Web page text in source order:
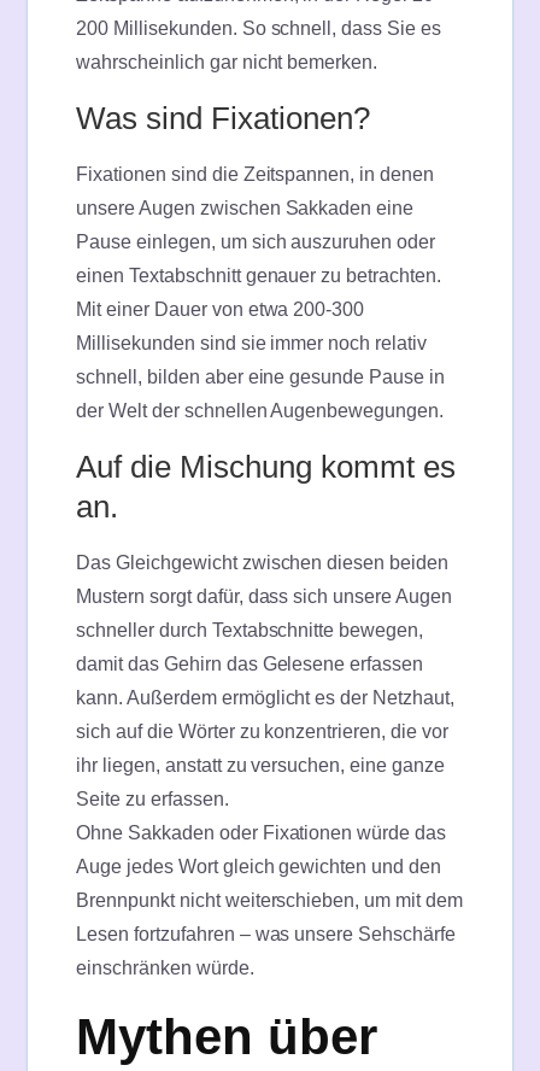
200 Millisekunden. So schnell, dass Sie es
wahrscheinlich gar nicht bemerken.
Was sind Fixationen?
Fixationen sind die Zeitspannen, in denen
unsere Augen zwischen Sakkaden eine
Pause einlegen, um sich auszuruhen oder
einen Textabschnitt genauer zu betrachten.
Mit einer Dauer von etwa 200-300
Millisekunden sind sie immer noch relativ
schnell, bilden aber eine gesunde Pause in
der Welt der schnellen Augenbewegungen.
Auf die Mischung kommt es
an.
Das Gleichgewicht zwischen diesen beiden
Mustern sorgt dafür, dass sich unsere Augen
schneller durch Textabschnitte bewegen,
damit das Gehirn das Gelesene erfassen
kann. Außerdem ermöglicht es der Netzhaut,
sich auf die Wörter zu konzentrieren, die vor
ihr liegen, anstatt zu versuchen, eine ganze
Seite zu erfassen.
Ohne Sakkaden oder Fixationen würde das
Auge jedes Wort gleich gewichten und den
Brennpunkt nicht weiterschieben, um mit dem
Lesen fortzufahren – was unsere Sehschärfe
einschränken würde.
Mythen über